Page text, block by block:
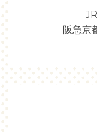
阪急京